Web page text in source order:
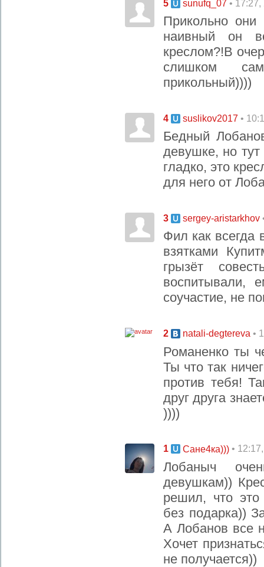
5 sunufq_07 •
Прикольно
наивный он
креслом?!В
слишком
прикольный))))
4 suslikov2017 •
Бедный
девушке, но тут
гладко, это
для него от
3 sergey-aristarkhov
Фил как всегда
взятками
грызёт
воспитывали,
соучастие, не
2 natali-degtereva •
Романенко ты
Ты что так
против тебя!
друг друга
))))
1 Сане4ка))) •
Лобаныч
девушкам))
решил, что это
без подарка))
А Лобанов все
Хочет
не получается))